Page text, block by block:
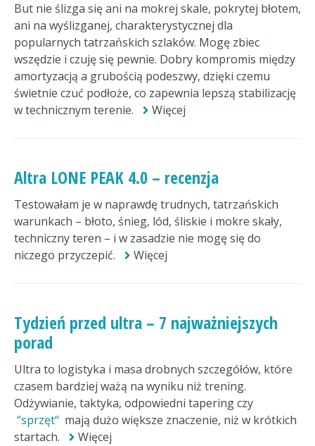
But nie ślizga się ani na mokrej skale, pokrytej błotem,
ani na wyślizganej, charakterystycznej dla
popularnych tatrzańskich szlaków. Mogę zbiec
wszędzie i czuję się pewnie. Dobry kompromis między
amortyzacją a grubością podeszwy, dzięki czemu
świetnie czuć podłoże, co zapewnia lepszą stabilizację
w technicznym terenie.
Więcej
Altra LONE PEAK 4.0 – recenzja
Testowałam je w naprawdę trudnych, tatrzańskich
warunkach – błoto, śnieg, lód, śliskie i mokre skały,
techniczny teren – i w zasadzie nie mogę się do
niczego przyczepić.
Więcej
Tydzień przed ultra – 7 najważniejszych
porad
Ultra to logistyka i masa drobnych szczegółów, które
czasem bardziej ważą na wyniku niż trening.
Odżywianie, taktyka, odpowiedni tapering czy
sprzęt
mają dużo większe znaczenie, niż w krótkich
startach.
Więcej